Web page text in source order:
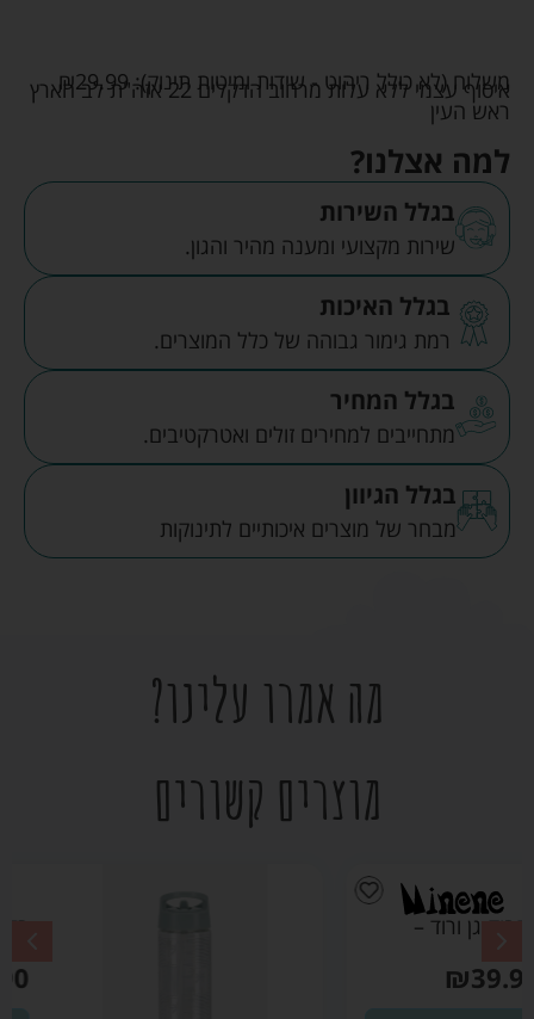
משלוח (לא כולל ריהוט - שידות ומיטות תינוק): ₪29.99
איסוף עצמי ללא עלות מרחוב הדקלים 22 אזה"ת לב הארץ
ראש העין
למה אצלנו?
בגלל השירות
שירות מקצועי ומענה מהיר והגון.
בגלל האיכות
רמת גימור גבוהה של כלל המוצרים.
בגלל המחיר
מתחייבים למחירים זולים ואטרקטיבים.
בגלל הגיוון
מבחר של מוצרים איכותיים לתינוקות
מה אמרו עלינו?
מוצרים קשורים